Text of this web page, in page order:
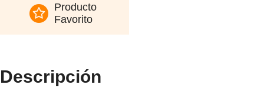
Producto
Favorito
Descripción